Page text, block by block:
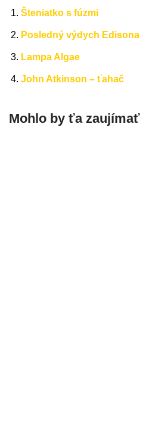
Šteniatko s fúzmi
Posledný výdych Edisona
Lampa Algae
John Atkinson – ťahač
Mohlo by ťa zaujímať